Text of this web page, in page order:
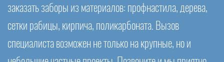
заказать заборы из материалов: профнастила, дерева,
сетки рабицы, кирпича, поликарбоната. Вызов
специалиста возможен не только на крупные, но и